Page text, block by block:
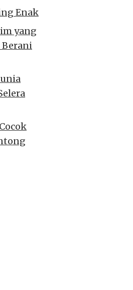
Enak
yang
Berani